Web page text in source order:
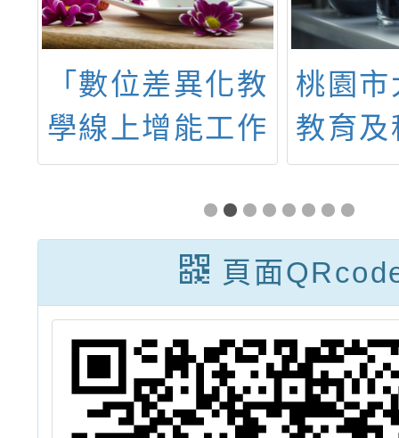
「數位差異化教
學線上增能工作
坊」
桃園
教育
114年
頁面